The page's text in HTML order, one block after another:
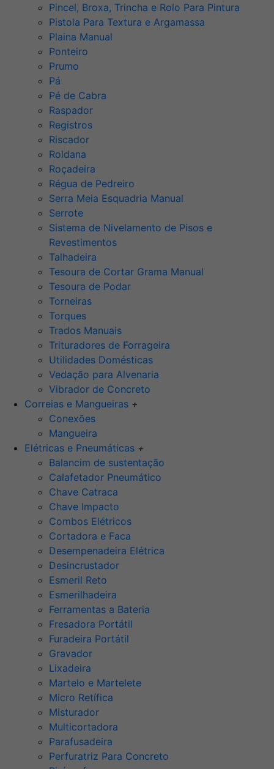
Pincel, Broxa, Trincha e Rolo Para Pintura
Pistola Para Textura e Argamassa
Plaina Manual
Ponteiro
Prumo
Pá
Pé de Cabra
Raspador
Registros
Riscador
Roldana
Roçadeira
Régua de Pedreiro
Serra Meia Esquadria Manual
Serrote
Sistema de Nivelamento de Pisos e
Revestimentos
Talhadeira
Tesoura de Cortar Grama Manual
Tesoura de Podar
Torneiras
Torques
Trados Manuais
Trituradores de Forrageira
Utilidades Domésticas
Vedação para Alvenaria
Vibrador de Concreto
Correias e Mangueiras +
Conexões
Mangueira
Elétricas e Pneumáticas +
Balancim de sustentação
Calafetador Pneumático
Chave Catraca
Chave Impacto
Combos Elétricos
Cortadora e Faca
Desempenadeira Elétrica
Desincrustador
Esmeril Reto
Esmerilhadeira
Ferramentas a Bateria
Fresadora Portátil
Furadeira Portátil
Gravador
Lixadeira
Martelo e Martelete
Micro Retífica
Misturador
Multicortadora
Parafusadeira
Perfuratriz Para Concreto